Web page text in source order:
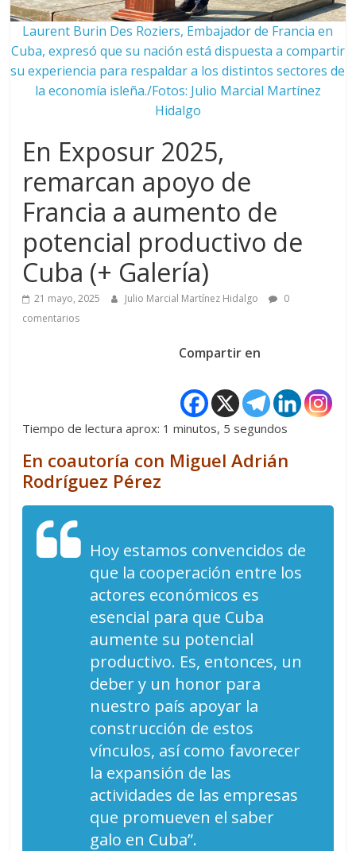
Laurent Burin Des Roziers, Embajador de Francia en
Cuba, expresó que su nación está dispuesta a compartir
su experiencia para respaldar a los distintos sectores de
la economía isleña./Fotos: Julio Marcial Martínez
Hidalgo
En Exposur 2025,
remarcan apoyo de
Francia a aumento de
potencial productivo de
Cuba (+ Galería)
21 mayo, 2025 Julio Marcial Martínez Hidalgo
0
comentarios
Compartir en
Tiempo de lectura aprox: 1 minutos, 5 segundos
En coautoría con Miguel Adrián
Rodríguez Pérez
Hoy estamos convencidos de
que la cooperación entre los
actores económicos es
esencial para que Cuba
aumente su potencial
productivo. Es, entonces, un
deber y un honor para
nuestro país apoyar la
construcción de estos
vínculos, así como favorecer
la expansión de las
actividades de las empresas
que promueven el saber
galo en Cuba”.